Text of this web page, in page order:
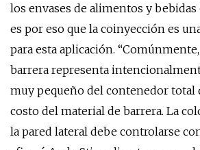
los envases de alimentos y
es por eso que la coinyección es
para esta aplicación.
barrera representa
muy pequeño del contenedor total
costo del material de barrera. La
la pared lateral debe controlarse